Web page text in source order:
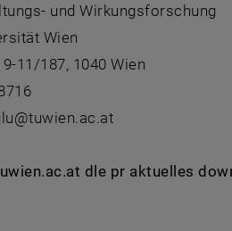
und Wirkungsforschung
Wien
11/187, 1040 Wien
dle pr aktuelles